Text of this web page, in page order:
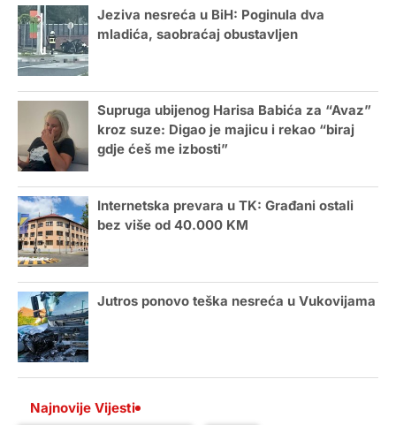
Jeziva nesreća u BiH: Poginula dva
mladića, saobraćaj obustavljen
Supruga ubijenog Harisa Babića za “Avaz”
kroz suze: Digao je majicu i rekao “biraj
gdje ćeš me izbosti”
Internetska prevara u TK: Građani ostali
bez više od 40.000 KM
Jutros ponovo teška nesreća u Vukovijama
Najnovije Vijesti